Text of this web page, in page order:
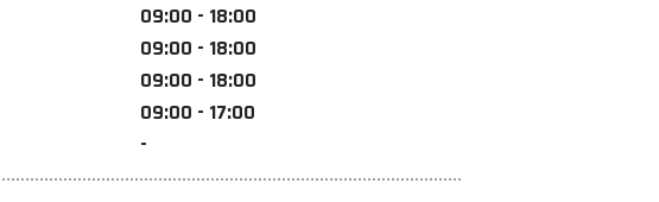
09:00 - 18:00
09:00 - 18:00
09:00 - 18:00
09:00 - 17:00
-